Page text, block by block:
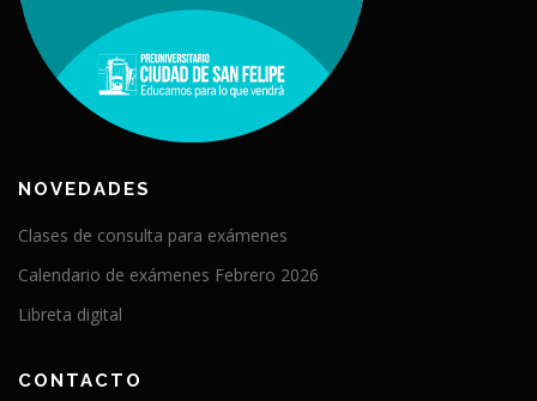
NOVEDADES
Clases de consulta para exámenes
Calendario de exámenes Febrero 2026
Libreta digital
CONTACTO